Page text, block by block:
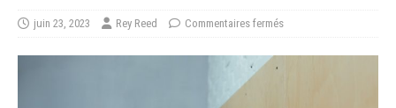
juin 23, 2023 Rey Reed Commentaires fermés